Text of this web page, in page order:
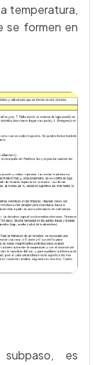
temperatura,
se formen en
es